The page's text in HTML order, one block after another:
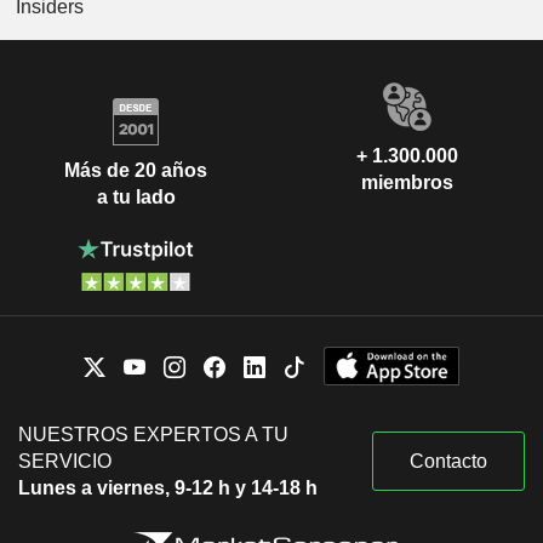
Insiders
Más de 20 años
a tu lado
+ 1.300.000
miembros
NUESTROS EXPERTOS A TU
SERVICIO
Lunes a viernes, 9-12 h y 14-18 h
Contacto